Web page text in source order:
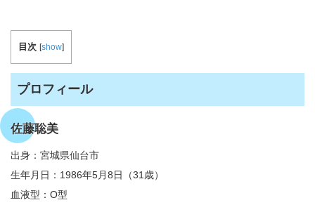
目次 [show]
プロフィール
佐藤聡美
出身：宮城県仙台市
生年月日：1986年5月8日（31歳）
血液型：O型